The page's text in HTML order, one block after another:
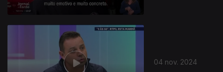
04 nov. 2024